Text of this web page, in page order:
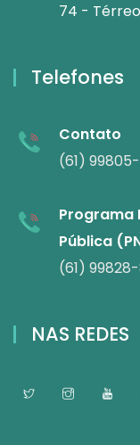
74 -
Telefones
Contato
(61)
Programa
Pública
(61)
NAS REDES